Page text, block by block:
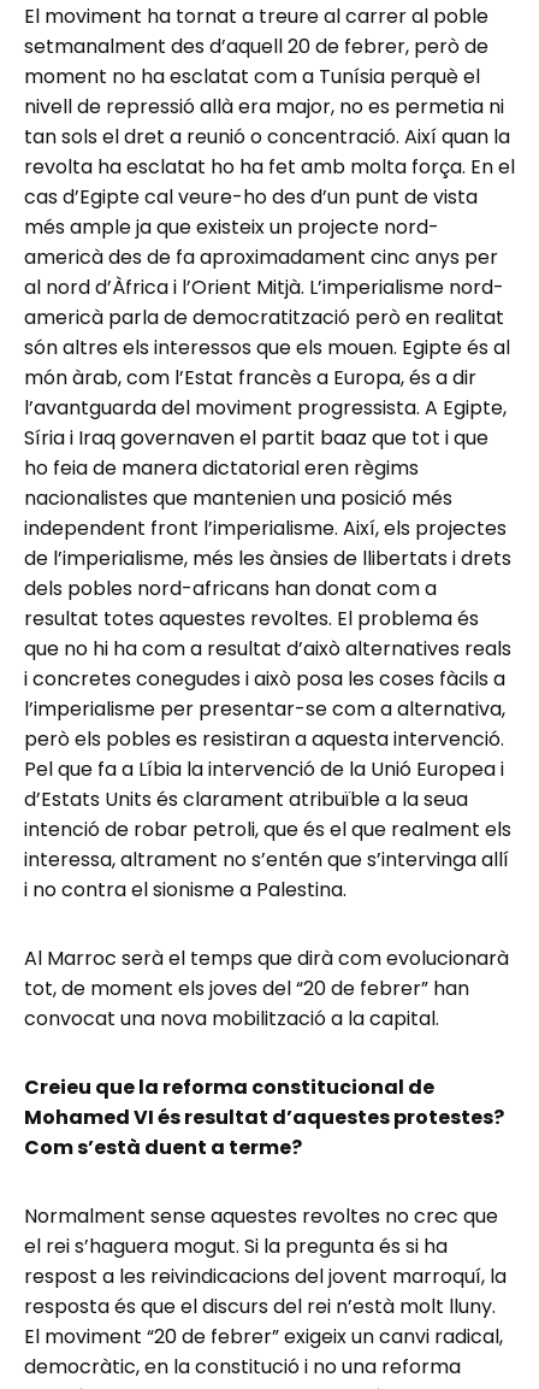
El moviment ha tornat a treure al carrer al poble
setmanalment des d’aquell 20 de febrer, però de
moment no ha esclatat com a Tunísia perquè el
nivell de repressió allà era major, no es permetia ni
tan sols el dret a reunió o concentració. Així quan la
revolta ha esclatat ho ha fet amb molta força. En el
cas d’Egipte cal veure-ho des d’un punt de vista
més ample ja que existeix un projecte nord-
americà des de fa aproximadament cinc anys per
al nord d’Àfrica i l’Orient Mitjà. L’imperialisme nord-
americà parla de democratització però en realitat
són altres els interessos que els mouen. Egipte és al
món àrab, com l’Estat francès a Europa, és a dir
l’avantguarda del moviment progressista. A Egipte,
Síria i Iraq governaven el partit baaz que tot i que
ho feia de manera dictatorial eren règims
nacionalistes que mantenien una posició més
independent front l’imperialisme. Així, els projectes
de l’imperialisme, més les ànsies de llibertats i drets
dels pobles nord-africans han donat com a
resultat totes aquestes revoltes. El problema és
que no hi ha com a resultat d’això alternatives reals
i concretes conegudes i això posa les coses fàcils a
l’imperialisme per presentar-se com a alternativa,
però els pobles es resistiran a aquesta intervenció.
Pel que fa a Líbia la intervenció de la Unió Europea i
d’Estats Units és clarament atribuïble a la seua
intenció de robar petroli, que és el que realment els
interessa, altrament no s’entén que s’intervinga allí
i no contra el sionisme a Palestina.
Al Marroc serà el temps que dirà com evolucionarà
tot, de moment els joves del “20 de febrer” han
convocat una nova mobilització a la capital.
Creieu que la reforma constitucional de
Mohamed VI és resultat d’aquestes protestes?
Com s’està duent a terme?
Normalment sense aquestes revoltes no crec que
el rei s’haguera mogut. Si la pregunta és si ha
respost a les reivindicacions del jovent marroquí, la
resposta és que el discurs del rei n’està molt lluny.
El moviment “20 de febrer” exigeix un canvi radical,
democràtic, en la constitució i no una reforma